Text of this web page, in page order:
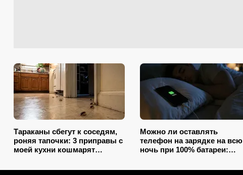
Тараканы сбегут к соседям,
роняя тапочки: 3 приправы с
моей кухни кошмарят
Можно ли оставлять
телефон на зарядке на всю
ночь при 100% батареи: